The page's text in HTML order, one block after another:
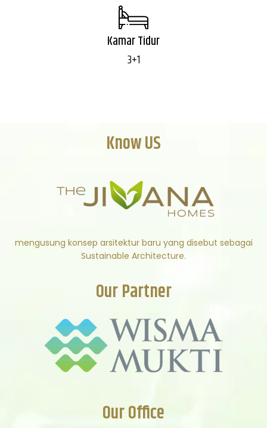
Kamar Tidur
3+1
Know US
mengusung konsep arsitektur baru yang disebut sebagai
Sustainable Architecture.
Our Partner
Our Office